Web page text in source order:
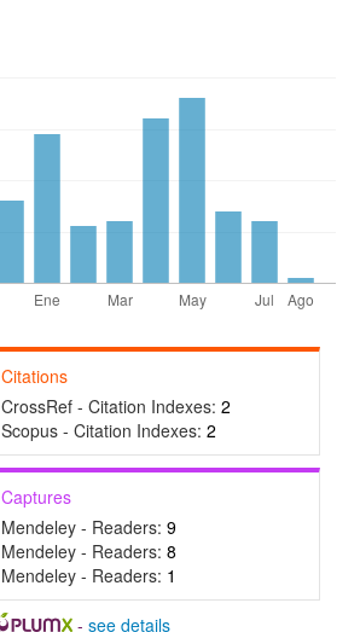
Citations
CrossRef - Citation Indexes: 2
Scopus - Citation Indexes: 2
Captures
Mendeley - Readers: 9
Mendeley - Readers: 8
Mendeley - Readers: 1
- see details